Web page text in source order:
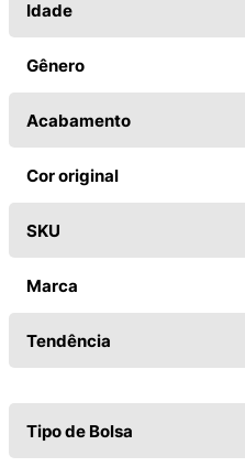
Idade
Gênero
Acabamento
Cor original
SKU
Marca
Tendência
Tipo de Bolsa